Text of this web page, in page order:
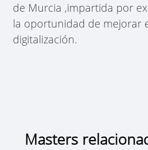
de Murcia ,impartida por
la oportunidad de mejorar
digitalización.
Masters